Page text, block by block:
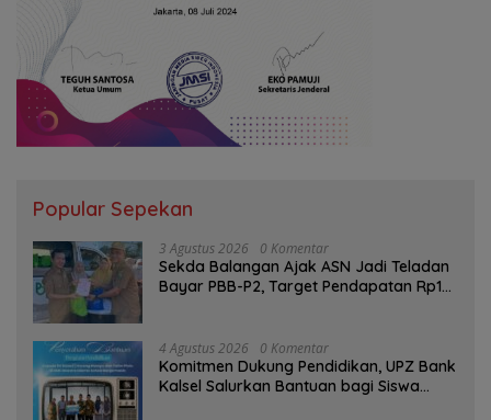
Popular Sepekan
3 Agustus 2026 0 Komentar
Sekda Balangan Ajak ASN Jadi Teladan
Bayar PBB-P2, Target Pendapatan Rp1
4 Agustus 2026 0 Komentar
Komitmen Dukung Pendidikan, UPZ Bank
Kalsel Salurkan Bantuan bagi Siswa